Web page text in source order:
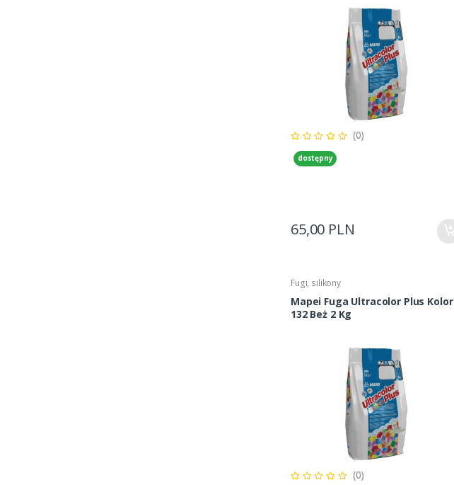
(0)
dostępny
65,00 PLN
Fugi, silikony
Mapei Fuga Ultracolor Plus Kolor
132 Beż 2 Kg
(0)